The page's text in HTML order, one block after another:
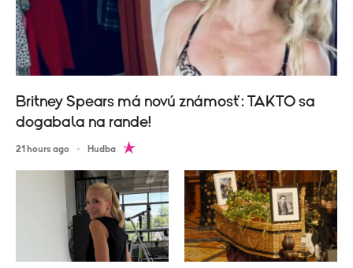
Britney Spears má novú známosť: TAKTO sa
dogabala na rande!
21 hours ago Hudba